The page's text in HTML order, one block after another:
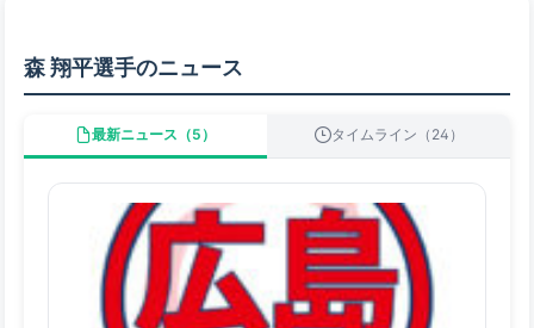
森 翔平選手のニュース
最新ニュース（5） タイムライン（24）